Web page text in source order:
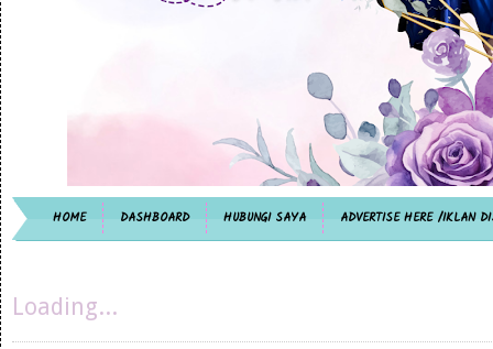
HOME DASHBOARD HUBUNGI SAYA ADVERTISE HERE /IKLAN
Loading...